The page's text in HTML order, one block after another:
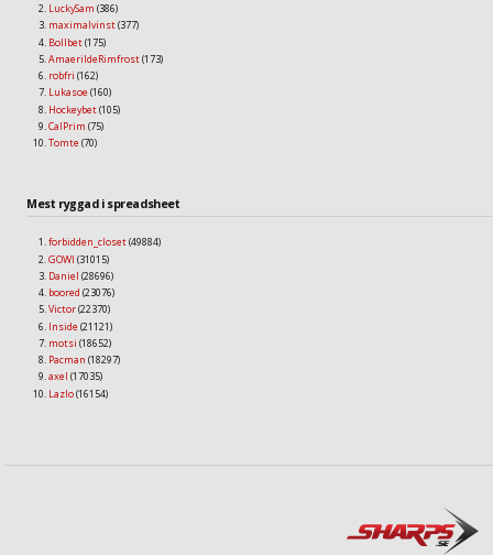
LuckySam (386)
maximalvinst(377)
Bollbet(175)
AmaerildeRimfrost(173)
robfri (162)
Lukasoe (160)
Hockeybet(105)
CalPrim (75)
Tomte (70)
Mest ryggad i spreadsheet
forbidden_closet(49884)
GOWI (31015)
Daniel (28696)
boored (23076)
Victor(22370)
Inside (21121)
motsi (18652)
Pacman (18297)
axel (17035)
Lazlo(16154)